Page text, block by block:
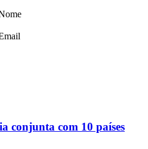
conjunta com 10 países